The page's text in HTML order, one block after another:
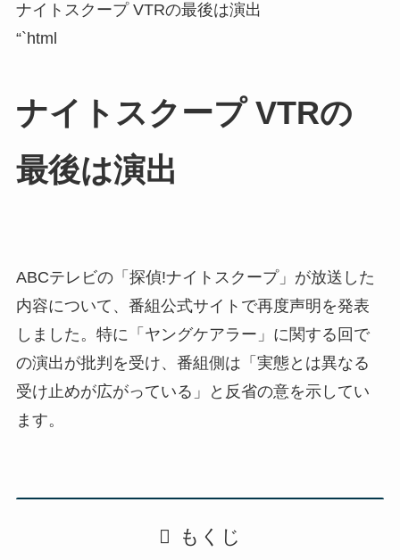
ナイトスクープ VTRの最後は演出
“`html
ナイトスクープ VTRの
最後は演出
ABCテレビの「探偵!ナイトスクープ」が放送した
内容について、番組公式サイトで再度声明を発表
しました。特に「ヤングケアラー」に関する回で
の演出が批判を受け、番組側は「実態とは異なる
受け止めが広がっている」と反省の意を示してい
ます。
もくじ